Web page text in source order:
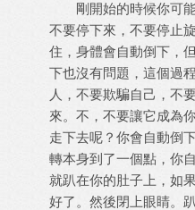
剛開始的時候你可能
不要停下來，不要停止
住，身體會自動倒下，
下也沒有問題，這個過
人，不要欺騙自己，不
來。不，不要讓它成為
走下去呢？你會自動倒
轉本身到了一個點，你
就趴在你的肚子上，如
好了。然後閉上眼睛。